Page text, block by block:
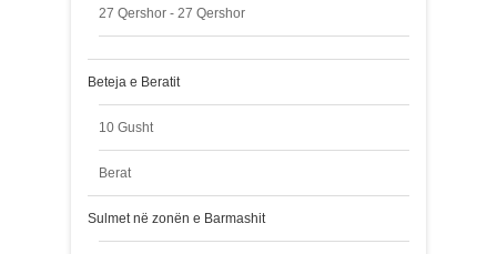
27 Qershor - 27 Qershor
Beteja e Beratit
10 Gusht
Berat
Sulmet në zonën e Barmashit